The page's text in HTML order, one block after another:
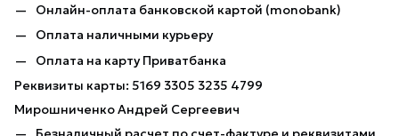
Онлайн-оплата банковской картой (monobank)
Оплата наличными курьеру
Оплата на карту Приватбанка
Реквизиты карты: 5169 3305 3235 4799
Мирошниченко Андрей Сергеевич